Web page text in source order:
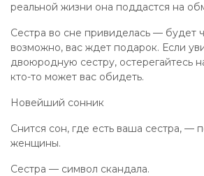
реальной жизни она поддастся на
Сестра во сне привиделась — будет
возможно, вас ждет подарок. Если
двоюродную сестру, остерегайтесь
кто-то может вас обидеть.
Новейший сонник
Снится сон, где есть ваша сестра, —
женщины.
Сестра — символ скандала.